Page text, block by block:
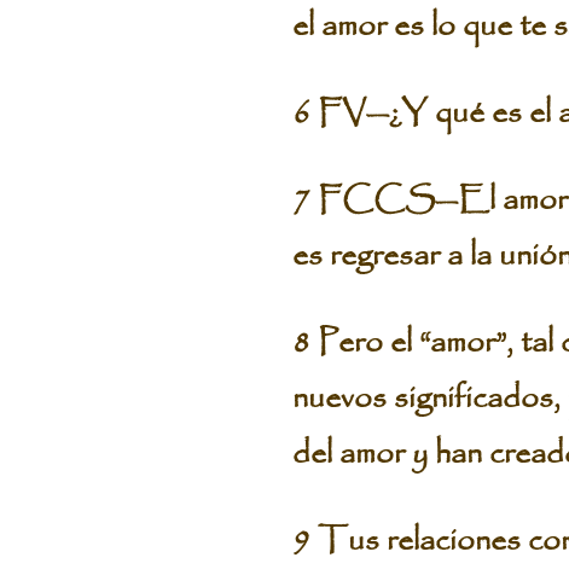
el amor es lo que te
6 FV—¿Y qué es el
7 FCCS—El amor
es regresar a la
8 Pero el “amor”,
nuevos
del amor y han
9 Tus relaciones